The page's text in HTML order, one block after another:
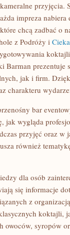
przyjęcia.
impreza nabiera
chcą zadbać o
z Podróży i
prezentuje
jak i firm.
charakteru
bar
wygląda
przyjęć oraz w
również
dla osób
się informacje
z
koktajli,
syropów